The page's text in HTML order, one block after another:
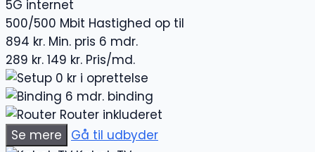
5G internet
500/500 Mbit Hastighed op til
894 kr. Min. pris 6 mdr.
289 kr. 149 kr. Pris/md.
0 kr i oprettelse
6 mdr. binding
Router inkluderet
Se mere
Gå til udbyder